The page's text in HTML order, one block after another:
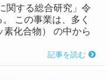
関する総合研究」令
この事業は、多く
素化合物） の中から
記事を読む